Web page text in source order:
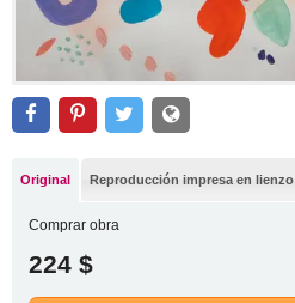
Original Reproducción impresa en lienzo
Comprar obra
224 $